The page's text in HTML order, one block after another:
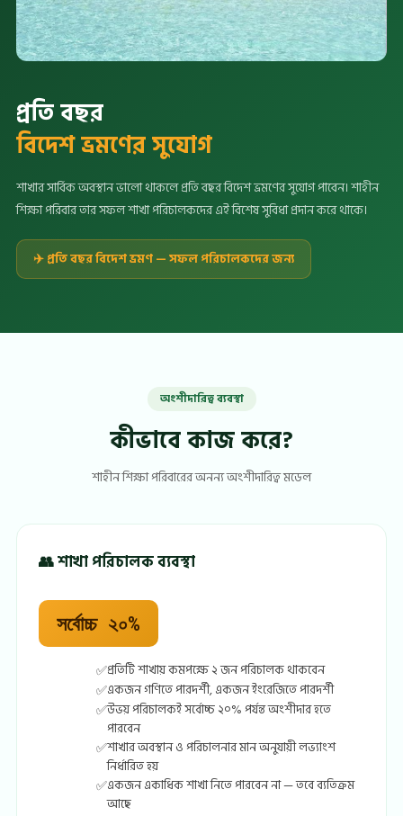
প্রতি বছর
বিদেশ ভ্রমণের সুযোগ
শাখার সার্বিক অবস্থান ভালো থাকলে প্রতি বছর বিদেশ ভ্রমণের সুযোগ পাবেন। শাহীন
শিক্ষা পরিবার তার সফল শাখা পরিচালকদের এই বিশেষ সুবিধা প্রদান করে থাকে।
✈️ প্রতি বছর বিদেশ ভ্রমণ — সফল পরিচালকদের জন্য
অংশীদারিত্ব ব্যবস্থা
কীভাবে কাজ করে?
শাহীন শিক্ষা পরিবারের অনন্য অংশীদারিত্ব মডেল
👥 শাখা পরিচালক ব্যবস্থা
সর্বোচ্চ ২০%
প্রতিটি শাখায় কমপক্ষে ২ জন পরিচালক থাকবেন
একজন গণিতে পারদর্শী, একজন ইংরেজিতে পারদর্শী
উভয় পরিচালকই সর্বোচ্চ ২০% পর্যন্ত অংশীদার হতে
পারবেন
শাখার অবস্থান ও পরিচালনার মান অনুযায়ী লভ্যাংশ
নির্ধারিত হয়
একজন একাধিক শাখা নিতে পারবেন না — তবে ব্যতিক্রম
আছে